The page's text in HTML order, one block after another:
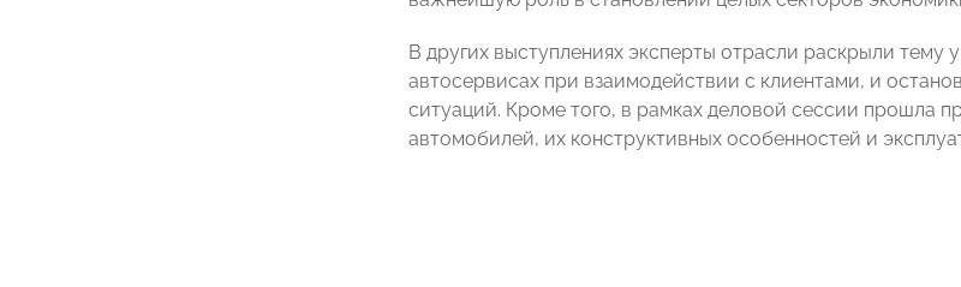
В других выступлениях эксперты отрасли раскрыли
автосервисах при взаимодействии с клиентами, и
ситуаций. Кроме того, в рамках деловой сессии прошла
автомобилей, их конструктивных особенностей и